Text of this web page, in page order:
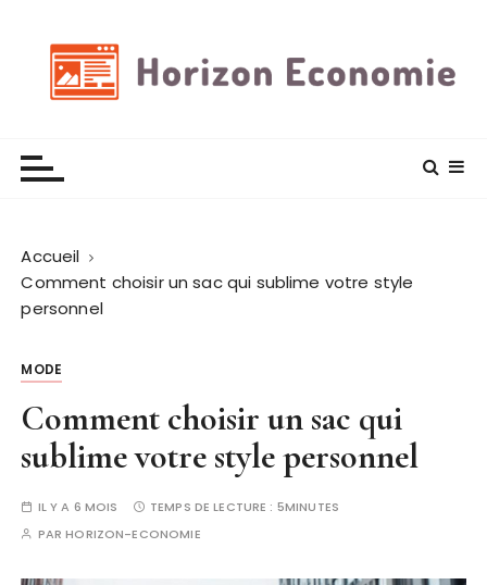
Accueil
Comment choisir un sac qui sublime votre style
personnel
MODE
Comment choisir un sac qui
sublime votre style personnel
IL Y A 6 MOIS TEMPS DE LECTURE : 5MINUTES
PARHORIZON-ECONOMIE